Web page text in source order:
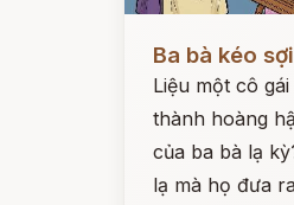
Ba bà kéo sợi
Liệu một cô
thành hoàng
của ba bà lạ
lạ mà họ đưa